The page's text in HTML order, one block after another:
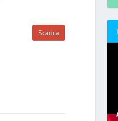
Scarica